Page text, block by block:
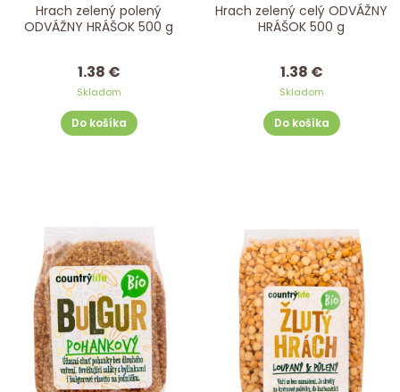
Hrach zelený polený
ODVÁŽNY HRÁŠOK 500 g
1.38 €
Skladom
Do košíka
Hrach zelený celý ODVÁŽNY
HRÁŠOK 500 g
1.38 €
Skladom
Do košíka